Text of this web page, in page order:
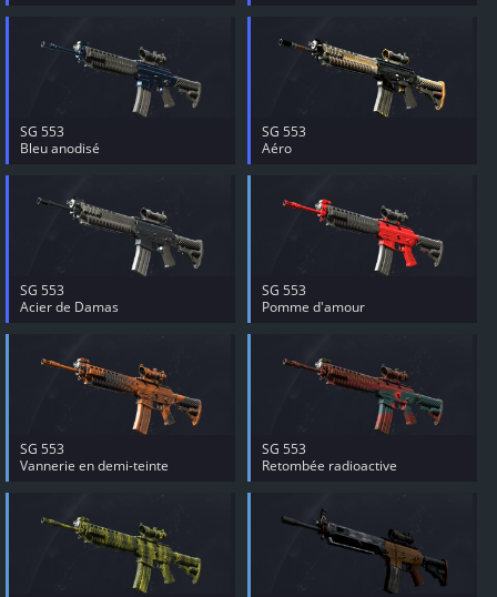
SG 553
Bleu anodisé
SG 553
Aéro
SG 553
Acier de Damas
SG 553
Pomme d'amour
SG 553
Vannerie en demi-teinte
SG 553
Retombée radioactive